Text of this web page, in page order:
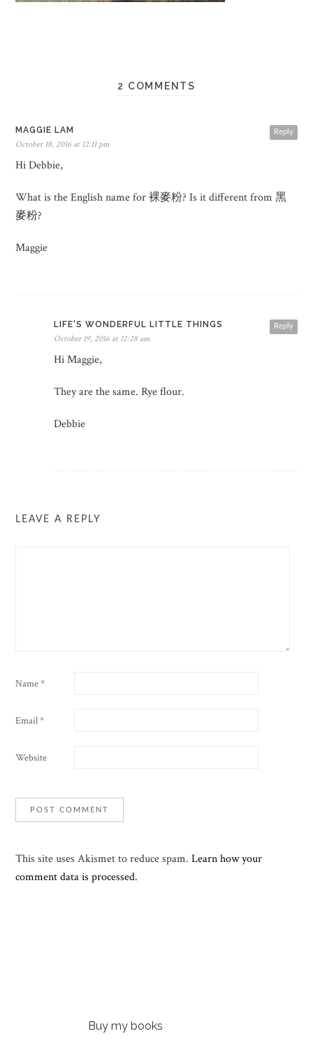
2 COMMENTS
Reply
MAGGIE LAM
October 18, 2016 at 12:11 pm
Hi Debbie,
What is the English name for 裸麥粉? Is it different from 黑
麥粉?
Maggie
Reply
LIFE'S WONDERFUL LITTLE THINGS
October 19, 2016 at 12:28 am
Hi Maggie,
They are the same. Rye flour.
Debbie
LEAVE A REPLY
Name*
Email*
Website
This site uses Akismet to reduce spam.Learn how your
comment data is processed.
Buy my books